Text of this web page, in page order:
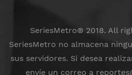
SeriesMetro® 2018. All
SeriesMetro no almacena
sus servidores. Si desea
envíe un correo a